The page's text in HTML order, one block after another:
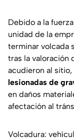
Debido a la
unidad de la
terminar volcada
tras la valoración
acudieron al sitio,
lesionadas de
en daños
afectación al
Volcadura: